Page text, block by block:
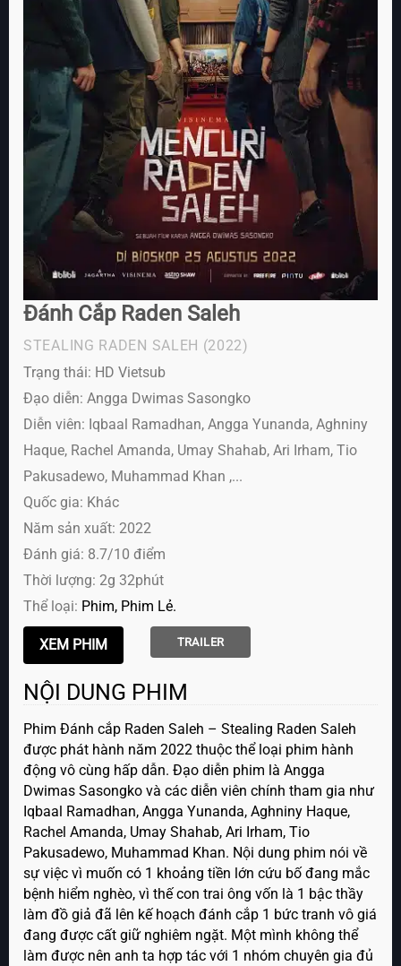
Đánh Cắp Raden Saleh
STEALING RADEN SALEH (2022)
Trạng thái: HD Vietsub
Đạo diễn: Angga Dwimas Sasongko
Diễn viên: Iqbaal Ramadhan, Angga Yunanda, Aghniny
Haque, Rachel Amanda, Umay Shahab, Ari Irham, Tio
Pakusadewo, Muhammad Khan ,...
Quốc gia: Khác
Năm sản xuất: 2022
Đánh giá: 8.7/10 điểm
Thời lượng: 2g 32phút
Thể loại: Phim Phim Lẻ
TRAILER
NỘI DUNG PHIM
Phim Đánh cắp Raden Saleh – Stealing Raden Saleh
được phát hành năm 2022 thuộc thể loại phim hành
động vô cùng hấp dẫn. Đạo diễn phim là Angga
Dwimas Sasongko và các diễn viên chính tham gia như
Iqbaal Ramadhan, Angga Yunanda, Aghniny Haque,
Rachel Amanda, Umay Shahab, Ari Irham, Tio
Pakusadewo, Muhammad Khan. Nội dung phim nói về
sự việc vì muốn có 1 khoảng tiền lớn cứu bố đang mắc
bệnh hiểm nghèo, vì thế con trai ông vốn là 1 bậc thầy
làm đồ giả đã lên kế hoạch đánh cắp 1 bức tranh vô giá
đang được cất giữ nghiêm ngặt. Một mình không thể
làm được nên anh ta hợp tác với 1 nhóm chuyên gia đủ